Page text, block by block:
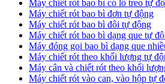
Máy chiết rót bao bì có lổ treo tự
Máy chiết rót bao bì đơn tự động
Máy chiết rót bao bì đôi tự động
Máy chiết rót bao bì dạng que tự
Máy đóng goi bao bì dạng que
Máy chiết rót theo khối lượng tự
Máy cân và chiết rót theo khối
Máy chiết rót vào can, vào hộp tự